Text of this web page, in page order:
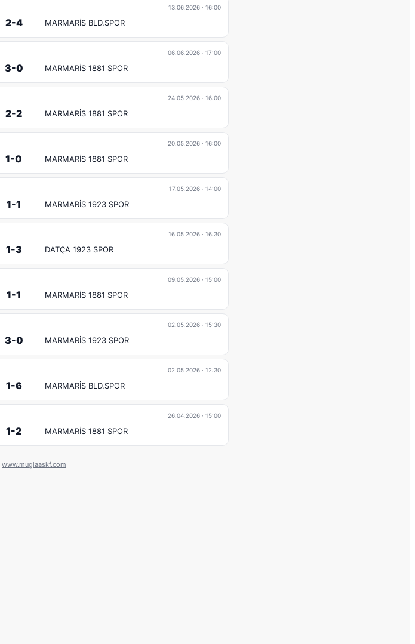
13.06.2026 · 16:00
2-4 MARMARİS BLD.SPOR
06.06.2026 · 17:00
3-0 MARMARİS 1881 SPOR
24.05.2026 · 16:00
2-2 MARMARİS 1881 SPOR
20.05.2026 · 16:00
1-0 MARMARİS 1881 SPOR
17.05.2026 · 14:00
1-1 MARMARİS 1923 SPOR
16.05.2026 · 16:30
1-3 DATÇA 1923 SPOR
09.05.2026 · 15:00
1-1 MARMARİS 1881 SPOR
02.05.2026 · 15:30
3-0 MARMARİS 1923 SPOR
02.05.2026 · 12:30
1-6 MARMARİS BLD.SPOR
26.04.2026 · 15:00
1-2 MARMARİS 1881 SPOR
www.muglaaskf.com